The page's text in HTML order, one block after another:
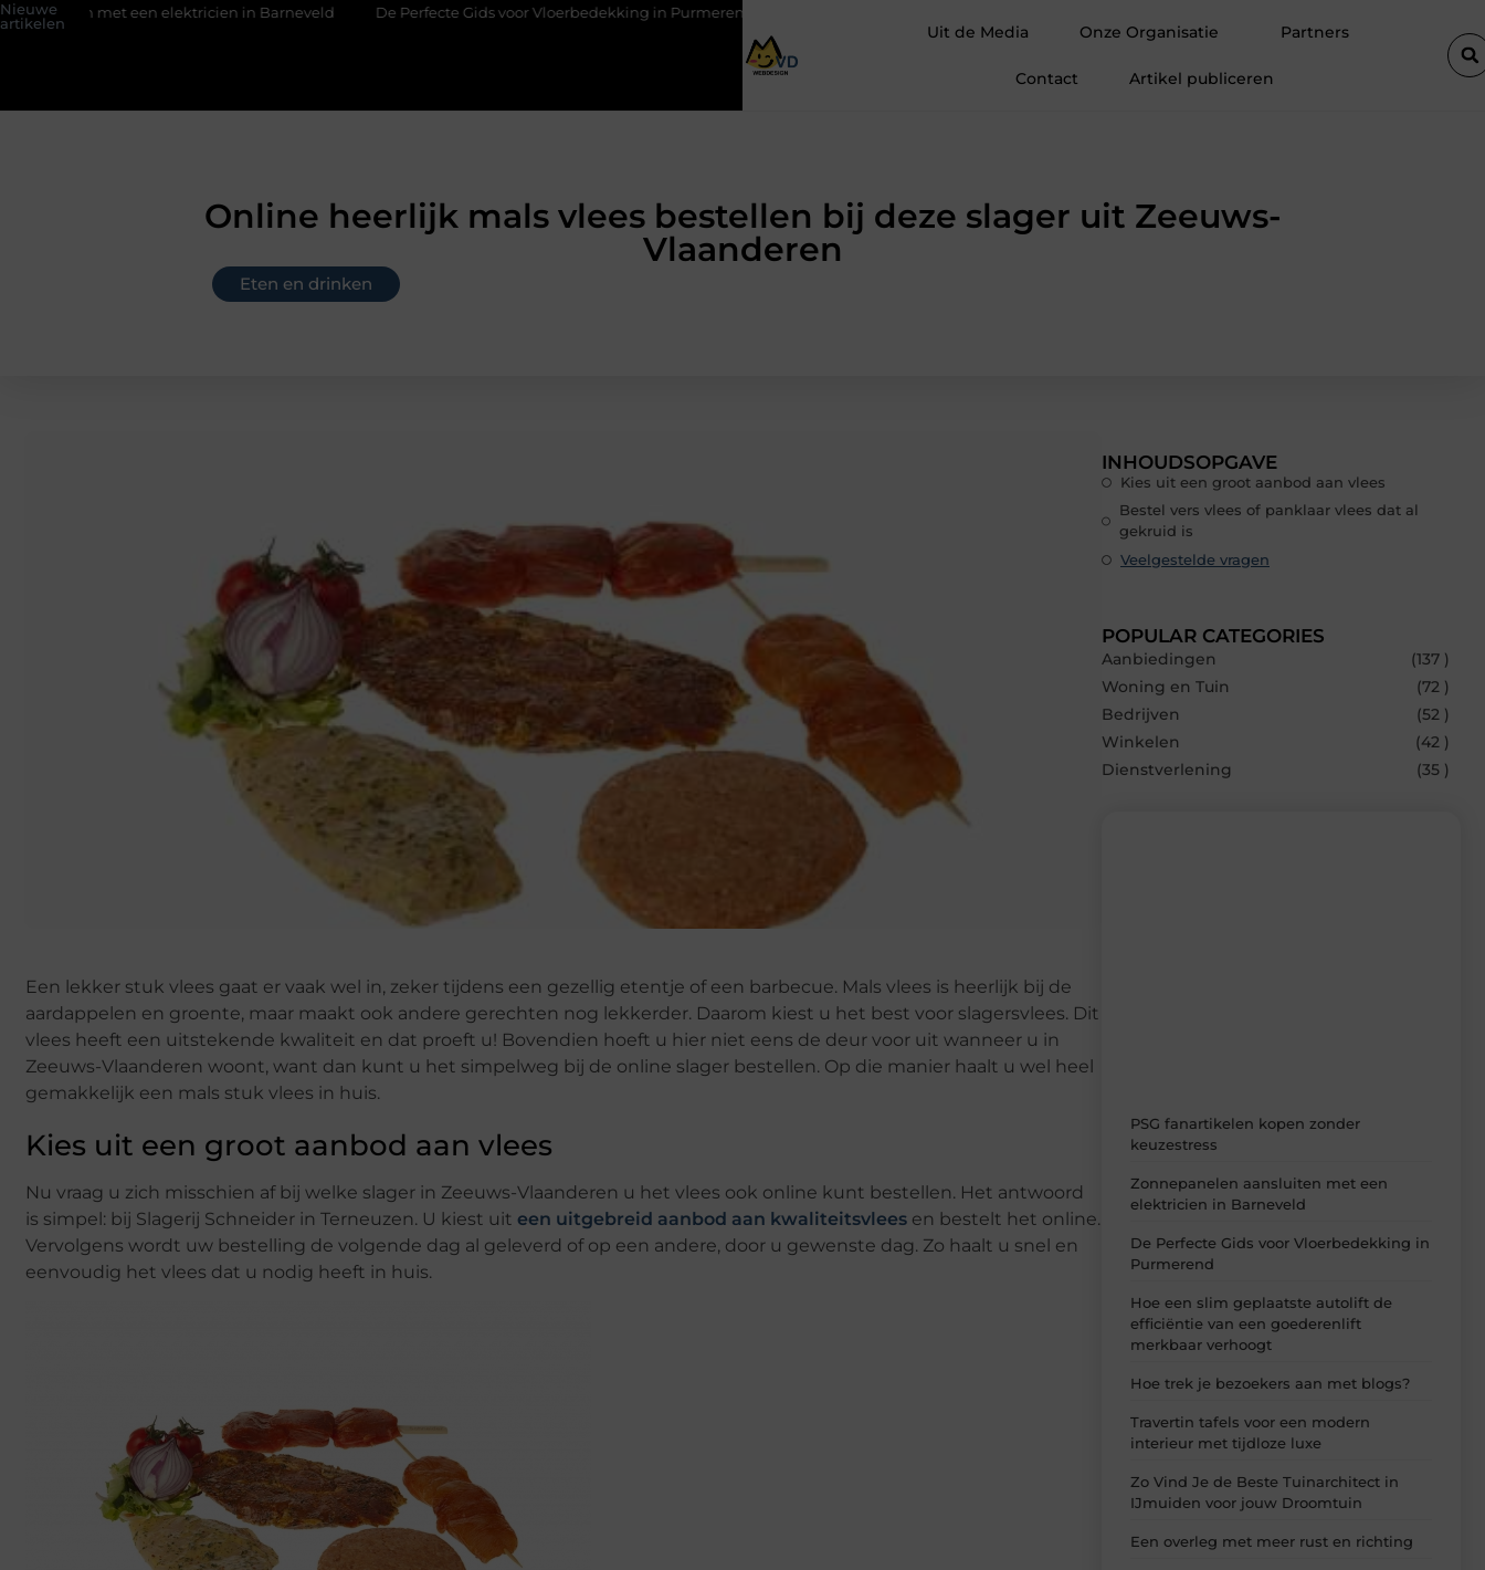
Nieuwe
artikelen
elektricien in Barneveld De Perfecte Gids voor Vloerbedekking in Purmerend Hoe een slim geplaatste autolift de efficiëntie van een goederenlift merkbaar verhoogt
Uit de Media Onze Organisatie Partners
Contact Artikel publiceren
Online heerlijk mals vlees bestellen bij deze slager uit Zeeuws-
Vlaanderen
Eten en drinken
Een lekker stuk vlees gaat er vaak wel in, zeker tijdens een gezellig etentje of een barbecue. Mals vlees is heerlijk bij de
aardappelen en groente, maar maakt ook andere gerechten nog lekkerder. Daarom kiest u het best voor slagersvlees. Dit
vlees heeft een uitstekende kwaliteit en dat proeft u! Bovendien hoeft u hier niet eens de deur voor uit wanneer u in
Zeeuws-Vlaanderen woont, want dan kunt u het simpelweg bij de online slager bestellen. Op die manier haalt u wel heel
gemakkelijk een mals stuk vlees in huis.
Kies uit een groot aanbod aan vlees
Nu vraag u zich misschien af bij welke slager in Zeeuws-Vlaanderen u het vlees ook online kunt bestellen. Het antwoord
is simpel: bij Slagerij Schneider in Terneuzen. U kiest uit een uitgebreid aanbod aan kwaliteitsvlees en bestelt het online.
Vervolgens wordt uw bestelling de volgende dag al geleverd of op een andere, door u gewenste dag. Zo haalt u snel en
eenvoudig het vlees dat u nodig heeft in huis.
INHOUDSOPGAVE
Kies uit een groot aanbod aan vlees
Bestel vers vlees of panklaar vlees dat al
gekruid is
Veelgestelde vragen
POPULAR CATEGORIES
Aanbiedingen
(137 )
Woning en Tuin
(72 )
Bedrijven
(52 )
Winkelen
(42 )
Dienstverlening
(35 )
PSG fanartikelen kopen zonder
keuzestress
Zonnepanelen aansluiten met een
elektricien in Barneveld
De Perfecte Gids voor Vloerbedekking in
Purmerend
Hoe een slim geplaatste autolift de
efficiëntie van een goederenlift
merkbaar verhoogt
Hoe trek je bezoekers aan met blogs?
Travertin tafels voor een modern
interieur met tijdloze luxe
Zo Vind Je de Beste Tuinarchitect in
IJmuiden voor jouw Droomtuin
Een overleg met meer rust en richting